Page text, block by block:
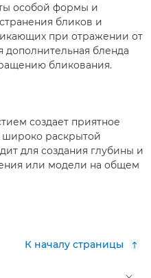
особой формы и
бликов и
при отражении от
дополнительная бленда
бликования.
создает приятное
раскрытой
для создания глубины и
или модели на общем
К началу страницы